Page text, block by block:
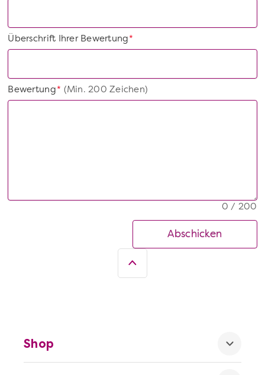
*
Überschrift Ihrer Bewertung
*
Bewertung(Min. 200 Zeichen)
0 / 200
Abschicken
Shop